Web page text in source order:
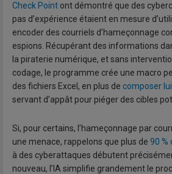
Check Point ont démontré que des
pas d’expérience étaient en mesure
encoder des courriels d’hameçonnage
espions. Récupérant des informations
la piraterie numérique, et sans
codage, le programme crée une macro
des fichiers Excel, en plus de composer
servant d’appât pour piéger des cibles
Si, pour certains, l’hameçonnage par
une menace, rappelons que plus de 90 %
à des cyberattaques débutent
nouveau, l’IA simplifie grandement le